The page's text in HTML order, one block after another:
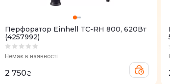
Перфоратор Einhell TC-RH 800, 620Вт
(4257992)
Немає в наявності
2 750₴